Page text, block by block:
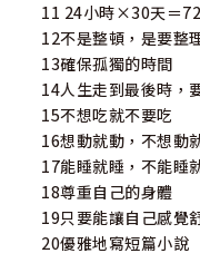
11 24小時×30天＝
12不是整頓，是要整
13確保孤獨的時間
14人生走到最後時，
15不想吃就不要吃
16想動就動，不想動
17能睡就睡，不能睡
18尊重自己的身體
19只要能讓自己感覺
20優雅地寫短篇小說